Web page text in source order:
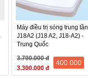
Máy điều trị sóng trung tần
J18A2 (J18 A2, J18-A2) -
Trung Quốc
3.700.000 đ
3.300.000 đ
400.000